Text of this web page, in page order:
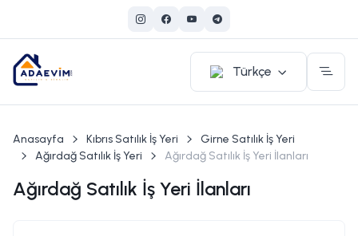
Türkçe
Anasayfa Kıbrıs Satılık İş Yeri
Girne Satılık İş Yeri
Ağırdağ Satılık İş Yeri
Ağırdağ Satılık İş Yeri İlanları
Ağırdağ Satılık İş Yeri İlanları